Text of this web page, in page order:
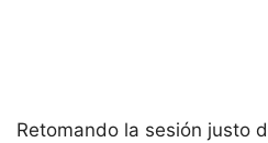
Retomando la sesión justo